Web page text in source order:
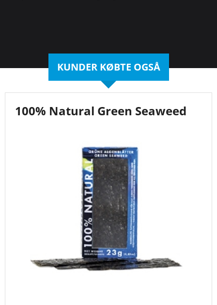
KUNDER KØBTE OGSÅ
100% Natural Green Seaweed